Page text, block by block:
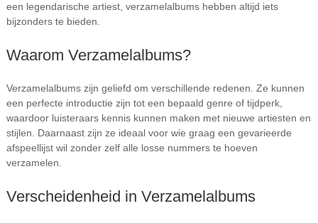
een legendarische artiest, verzamelalbums hebben altijd iets
bijzonders te bieden.
Waarom Verzamelalbums?
Verzamelalbums zijn geliefd om verschillende redenen. Ze kunnen
een perfecte introductie zijn tot een bepaald genre of tijdperk,
waardoor luisteraars kennis kunnen maken met nieuwe artiesten en
stijlen. Daarnaast zijn ze ideaal voor wie graag een gevarieerde
afspeellijst wil zonder zelf alle losse nummers te hoeven
verzamelen.
Verscheidenheid in Verzamelalbums